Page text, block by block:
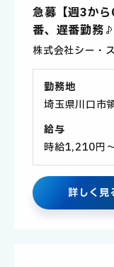
急募【週3か
番、遅番勤務
株式会社シー・
勤務地
埼玉県川口市
給与
時給1,210円
詳しく見